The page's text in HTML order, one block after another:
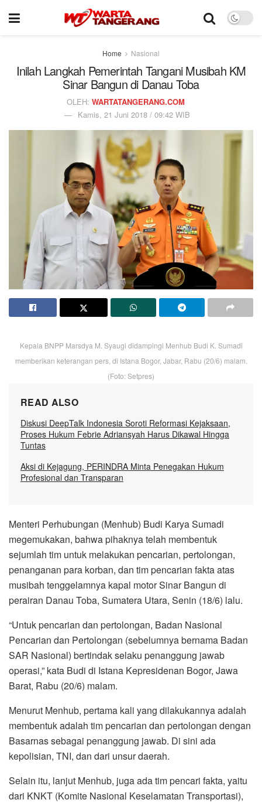
Home Nasional
Inilah Langkah Pemerintah Tangani Musibah KM
Sinar Bangun di Danau Toba
OLEH: WARTATANGERANG.COM
Kamis, 21 Juni 2018 / 09:42 WIB
Kepala BNPP Marsdya M. Syaugi didampingi Menhub Budi K. Sumadi
memberikan keterangan pers, di Istana Bogor, Jabar, Rabu (20/6) malam.
(Foto: Setpres)
READ ALSO
Diskusi DeepTalk Indonesia Soroti Reformasi Kejaksaan,
Proses Hukum Febrie Adriansyah Harus Dikawal Hingga
Tuntas
Aksi di Kejagung, PERINDRA Minta Penegakan Hukum
Profesional dan Transparan
Menteri Perhubungan (Menhub) Budi Karya Sumadi
megemukakan, bahwa pihaknya telah membentuk
sejumlah tim untuk melakukan pencarian, pertolongan,
penanganan para korban, dan tim pencarian fakta atas
musibah tenggelamnya kapal motor Sinar Bangun di
perairan Danau Toba, Sumatera Utara, Senin (18/6) lalu.
“Untuk pencarian dan pertolongan, Badan Nasional
Pencarian dan Pertolongan (sebelumnya bernama Badan
SAR Nasional) bertindak selaku penanggung jawab
operasi,” kata Budi di Istana Kepresidenan Bogor, Jawa
Barat, Rabu (20/6) malam.
Menurut Menhub, pertama kali yang dilakukannya adalah
membentuk adalah tim pencarian dan pertolongan dengan
Basarnas sebagai penanggung jawab. Di sini ada
kepolisian, TNI, dan dari unsur daerah.
Selain itu, lanjut Menhub, juga ada tim pencari fakta, yaitu
dari KNKT (Komite Nasional Keselamatan Transportasi),